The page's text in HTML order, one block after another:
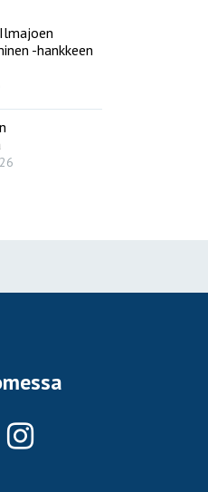
-hankkeen